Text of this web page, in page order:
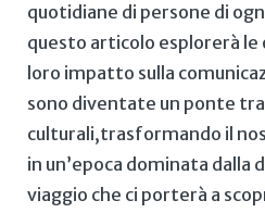
quotidiane di persone di
questo articolo ⁣esplorerà le
loro‍ impatto ‌sulla
sono diventate un ⁢ponte
‌culturali,trasformando ‌il
in ​un’epoca dominata⁢ dalla
viaggio che⁤ ci ​porterà a